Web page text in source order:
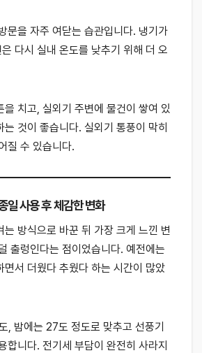
문을 자주 여닫는 습관입니다. 냉기가
다시 실내 온도를 낮추기 위해 더 오
을 치고, 실외기 주변에 물건이 쌓여 있
것이 좋습니다. 실외기 통풍이 막히
질 수 있습니다.
일 사용 후 체감한 변화
는 방식으로 바꾼 뒤 가장 크게 느낀 변
출렁인다는 점이었습니다. 예전에는
면서 더웠다 추웠다 하는 시간이 많았
, 밤에는 27도 정도로 맞추고 선풍기
합니다. 전기세 부담이 완전히 사라지